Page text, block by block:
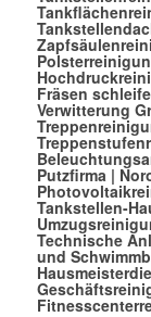
Fräsen
Verwitterung
Putzfirma |
Tankstellen-
Technische
und